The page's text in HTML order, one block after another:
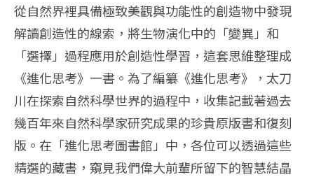
從自然界裡具備極致美觀與功能性的創造物中發現
解讀創造性的線索，將生物演化中的「變異」和
「選擇」過程應用於創造性學習，這套思維整理成
《進化思考》一書。為了編纂《進化思考》，太刀
川在探索自然科學世界的過程中，收集記載著過去
幾百年來自然科學家研究成果的珍貴原版書和復刻
版。在「進化思考圖書館」中，各位可以透過這些
精選的藏書，窺見我們偉大前輩所留下的智慧結晶